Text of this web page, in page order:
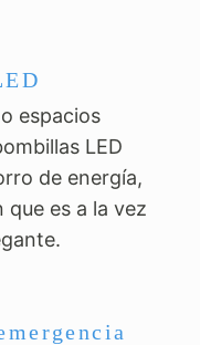
espacios
LED
de energía,
es a la vez